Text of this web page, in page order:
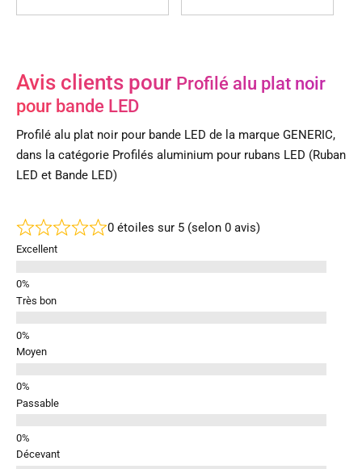
Avis clients pour Profilé alu plat noir
pour bande LED
Profilé alu plat noir pour bande LED de la marque GENERIC,
dans la catégorie Profilés aluminium pour rubans LED (Ruban
LED et Bande LED)
0 étoiles sur 5 (selon 0 avis)
Excellent
Très bon
Moyen
Passable
Décevant